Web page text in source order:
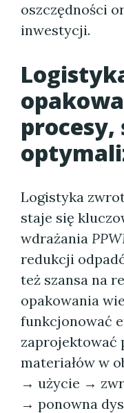
oszczędności
inwestycji.
procesy,
Logistyka
staje się
wdrażania
redukcji
też szansa na
opakowania
funkcjonować
zaprojektować
materiałów w
→ użycie →
→ ponowna